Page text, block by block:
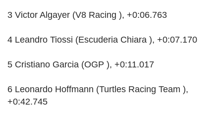
3 Victor Algayer (V8 Racing ), +0:06.763
4 Leandro Tiossi (Escuderia Chiara ), +0:07.170
5 Cristiano Garcia (OGP ), +0:11.017
6 Leonardo Hoffmann (Turtles Racing Team ),
+0:42.745